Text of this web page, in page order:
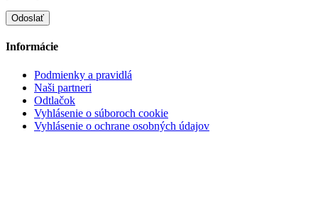
Informácie
Podmienky a pravidlá
Naši partneri
Odtlačok
Vyhlásenie o súboroch cookie
Vyhlásenie o ochrane osobných údajov